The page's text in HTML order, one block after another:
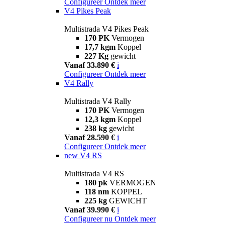
V4 Pikes Peak
Multistrada V4 Pikes Peak
170 PK Vermogen
17,7 kgm Koppel
227 Kg gewicht
Vanaf 33.890 € i
Configureer Ontdek meer
V4 Rally
Multistrada V4 Rally
170 PK Vermogen
12,3 kgm Koppel
238 kg gewicht
Vanaf 28.590 € i
Configureer Ontdek meer
new V4 RS
Multistrada V4 RS
180 pk VERMOGEN
118 nm KOPPEL
225 kg GEWICHT
Vanaf 39.990 € i
Configureer nu Ontdek meer